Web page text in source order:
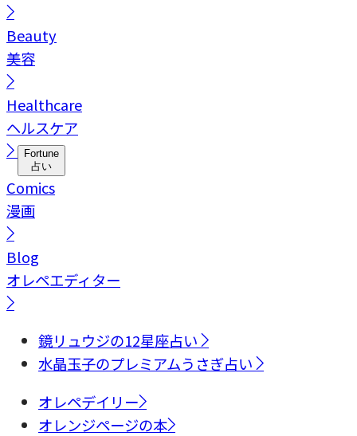
Beauty
美容
Healthcare
ヘルスケア
Fortune
占い
Comics
漫画
Blog
オレペエディター
鏡リュウジの12星座占い
水晶玉子のプレミアムうさぎ占い
オレペデイリー
オレンジページの本